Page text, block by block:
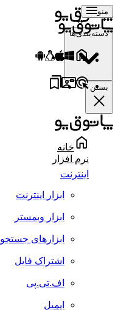
منو
دسته‌بندی‌ها
بستن
خانه
نرم افزار
اینترنت
ابزار اینترنت
ابزار وبمستر
ابزارهای جستجو
اشتراک فایل
اف.تی.پی
ایمیل